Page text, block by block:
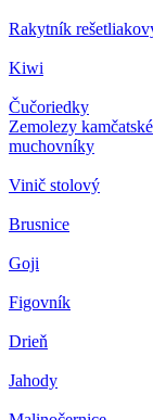
Rakytník
Kiwi
Čučoriedky
Zemolezy kamčatské
muchovníky
Vinič stolový
Brusnice
Goji
Figovník
Drieň
Jahody